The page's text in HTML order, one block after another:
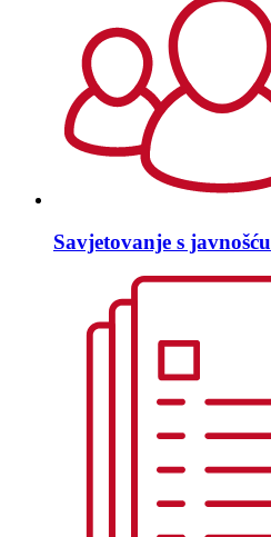
Savjetovanje s javnošću